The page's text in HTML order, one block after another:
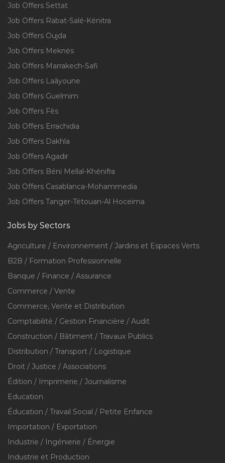
Job Offers Settat
Job Offers Rabat-Salé-Kénitra
Job Offers Oujda
Job Offers Meknès
Job Offers Marrakech-Safi
Job Offers Laâyoune
Job Offers Guelmim
Job Offers Fès
Job Offers Errachidia
Job Offers Dakhla
Job Offers Agadir
Job Offers Béni Mellal-Khénifra
Job Offers Casablanca-Mohammedia
Job Offers Tanger-Tétouan-Al Hoceïma
Jobs by Sectors
Agriculture / Environnement / Jardins et Espaces Verts
B2B / Formation Professionnelle
Banque / Finance / Assurance
Commerce / Vente
Commerce, Vente et Distribution
Comptabilité / Gestion Financière / Audit
Construction / Bâtiment / Travaux Publics
Distribution / Transport / Logistique
Droit / Justice / Associations
Édition / Imprimerie / Journalisme
Education
Éducation / Travail Social / Petite Enfance
Importation / Exportation
Industrie / Ingénierie / Énergie
Industrie et Production